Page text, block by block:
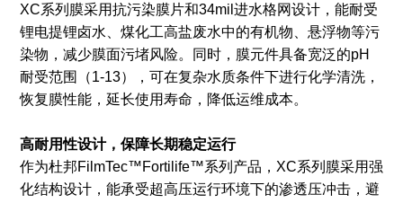
XC系列膜采用抗污染膜片和34mil进水格网设计，能耐受
锂电提锂卤水、煤化工高盐废水中的有机物、悬浮物等污
染物，减少膜面污堵风险。同时，膜元件具备宽泛的pH
耐受范围（1-13），可在复杂水质条件下进行化学清洗，
恢复膜性能，延长使用寿命，降低运维成本。
高耐用性设计，保障长期稳定运行
作为杜邦FilmTec™Fortilife™系列产品，XC系列膜采用强
化结构设计，能承受超高压运行环境下的渗透压冲击，避